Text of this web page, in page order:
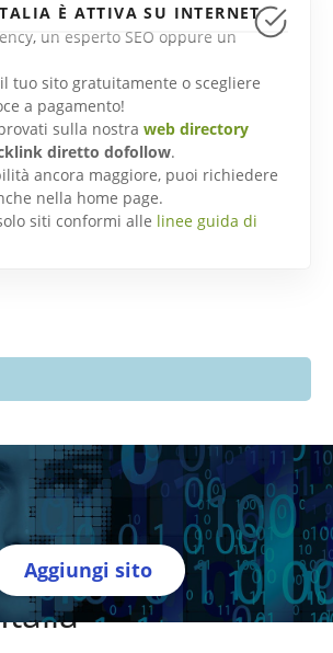
È ATTIVA SU INTERNET
un esperto SEO oppure un
tuo sito gratuitamente o scegliere
a pagamento!
sulla nostra web directory
diretto dofollow.
ancora maggiore, puoi richiedere
nella home page.
siti conformi alle linee guida di
Aggiungi sito